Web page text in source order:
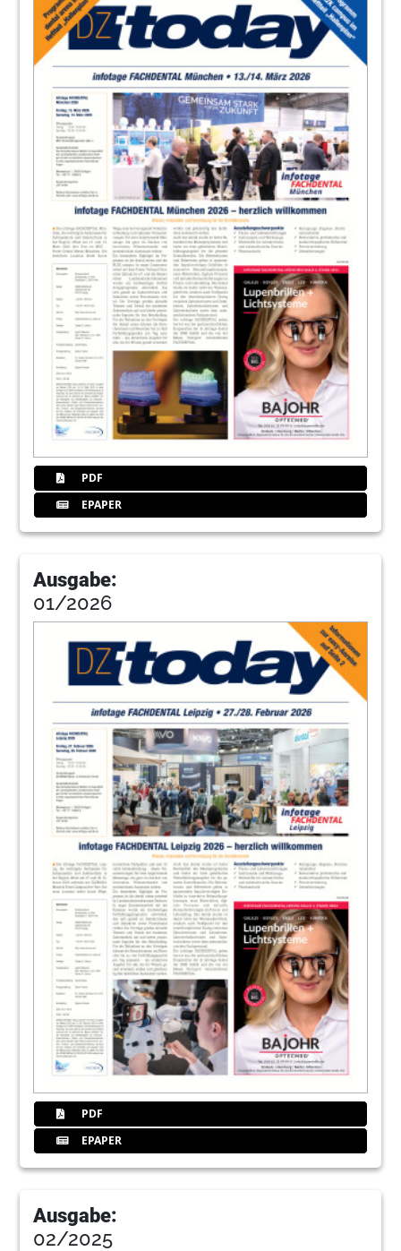
PDF
EPAPER
Ausgabe:
01/2026
PDF
EPAPER
Ausgabe:
02/2025